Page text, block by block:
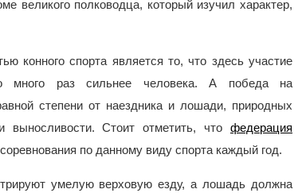
великого полководца, который изучил характер,
конного спорта является то, что здесь участие
много раз сильнее человека. А победа на
степени от наездника и лошади, природных
выносливости. Стоит отметить, что федерация
по данному виду спорта каждый год.
умелую верховую езду, а лошадь должна